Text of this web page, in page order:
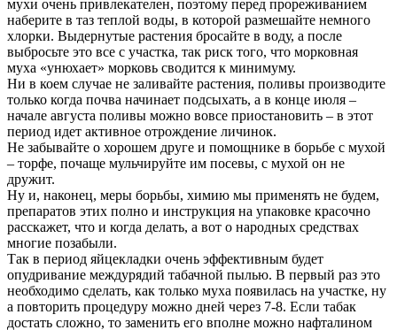
мухи очень привлекателен, поэтому перед прореживанием
наберите в таз теплой воды, в которой размешайте немного
хлорки. Выдернутые растения бросайте в воду, а после
выбросьте это все с участка, так риск того, что морковная
муха «унюхает» морковь сводится к минимуму.
Ни в коем случае не заливайте растения, поливы производите
только когда почва начинает подсыхать, а в конце июля –
начале августа поливы можно вовсе приостановить – в этот
период идет активное отрождение личинок.
Не забывайте о хорошем друге и помощнике в борьбе с мухой
– торфе, почаще мульчируйте им посевы, с мухой он не
дружит.
Ну и, наконец, меры борьбы, химию мы применять не будем,
препаратов этих полно и инструкция на упаковке красочно
расскажет, что и когда делать, а вот о народных средствах
многие позабыли.
Так в период яйцекладки очень эффективным будет
опудривание междурядий табачной пылью. В первый раз это
необходимо сделать, как только муха появилась на участке, ну
а повторить процедуру можно дней через 7-8. Если табак
достать сложно, то заменить его вполне можно нафталином